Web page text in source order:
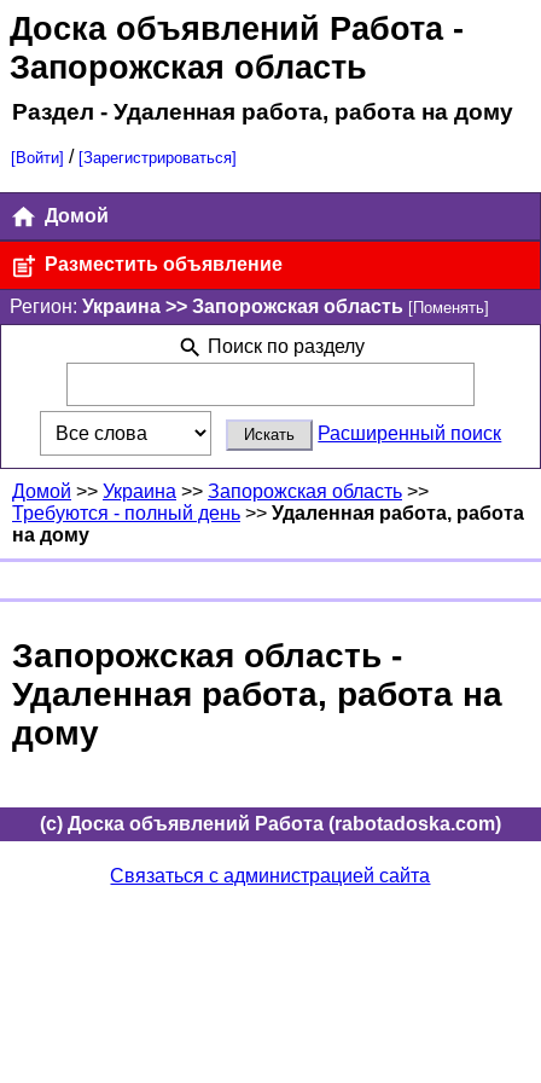
Доска объявлений Работа-
Запорожская область
Раздел - Удаленная работа, работа на дому
[Войти] / [Зарегистрироваться]
Домой
Разместить объявление
Регион: Украина >> Запорожская область [Поменять]
Поиск по разделу
Расширенный поиск
Домой >> Украина >> Запорожская область >>
Требуются - полный день >> Удаленная работа, работа
на дому
Запорожская область -
Удаленная работа, работа на
дому
(c) Доска объявлений Работа (rabotadoska.com)
Связаться с администрацией сайта